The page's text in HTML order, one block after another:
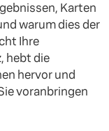
Karten
warum dies der
Ihre
hebt die
hervor und
voranbringen